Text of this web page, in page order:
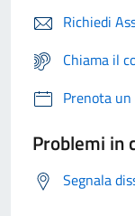
Richiedi
Chiama il
Prenota
Problemi in
Segnala